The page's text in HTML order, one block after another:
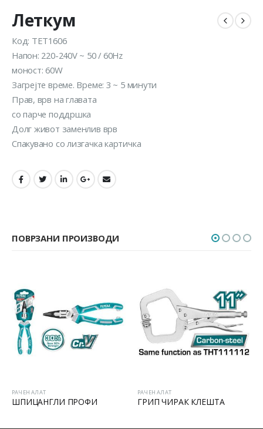
Леткум
Код: TET1606
Напон: 220-240V ~ 50 / 60Hz
моност: 60W
Загрејте време. Време: 3 ~ 5 минути
Прав, врв на главата
со парче поддршка
Долг живот заменлив врв
Спакувано со лизгачка картичка
ПОВРЗАНИ ПРОИЗВОДИ
РАЧЕН АЛАТ
ШПИЦАНГЛИ ПРОФИ
РАЧЕН АЛАТ
ГРИП ЧИРАК КЛЕШТА